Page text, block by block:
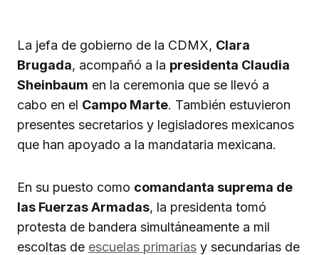
La jefa de gobierno de la CDMX, Clara
Brugada, acompañó a la presidenta Claudia
Sheinbaum en la ceremonia que se llevó a
cabo en el Campo Marte. También estuvieron
presentes secretarios y legisladores mexicanos
que han apoyado a la mandataria mexicana.
En su puesto como comandanta suprema de
las Fuerzas Armadas, la presidenta tomó
protesta de bandera simultáneamente a mil
escoltas de escuelas primarias y secundarias de